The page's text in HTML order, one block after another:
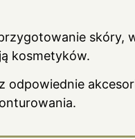
skóry,
kosmetyków.
odpowiednie